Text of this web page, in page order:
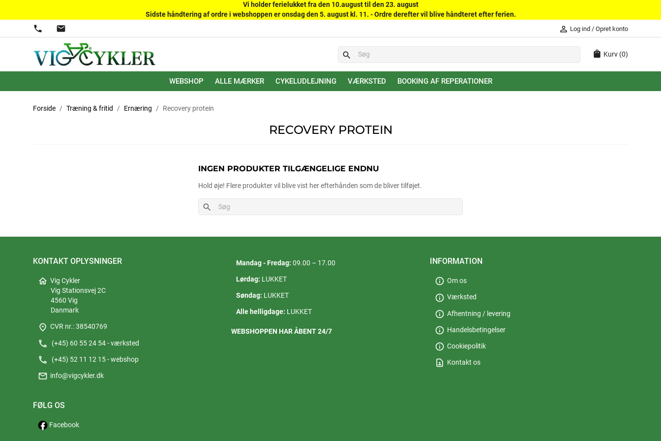
Vi holder ferielukket fra den 10.august til den 23. august
Sidste håndtering af ordre i webshoppen er onsdag den 5. august kl. 11. - Ordre derefter vil blive håndteret efter ferien.
phone mail person_outline Log ind / Opret konto
search shopping_bag Kurv (0)
WEBSHOP ALLE MÆRKER CYKELUDLEJNING VÆRKSTED BOOKING AF REPERATIONER
Forside Træning & fritid Ernæring Recovery protein
RECOVERY PROTEIN
INGEN PRODUKTER TILGÆNGELIGE ENDNU
Hold øje! Flere produkter vil blive vist her efterhånden som de bliver tilføjet.
search
KONTAKT OPLYSNINGER
home Vig Cykler
Vig Stationsvej 2C
4560 Vig
Danmark
place CVR nr.: 38540769
phone (+45) 60 55 24 54 - værksted
phone (+45) 52 11 12 15 - webshop
mail info@vigcykler.dk
FØLG OS
Facebook
Mandag - Fredag: 09.00 – 17.00
Lørdag: LUKKET
Søndag: LUKKET
Alle helligdage: LUKKET
WEBSHOPPEN HAR ÅBENT 24/7
INFORMATION
info Om os
info Værksted
info Afhentning / levering
info Handelsbetingelser
info Cookiepolitik
contact_page Kontakt os